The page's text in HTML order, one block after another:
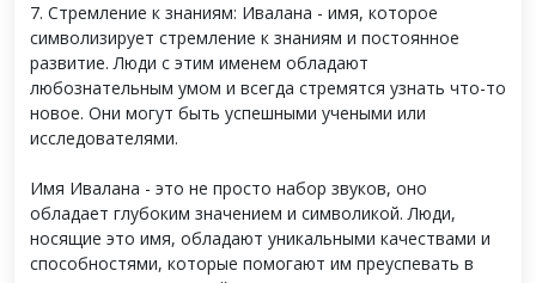
7. Стремление к знаниям: Ивалана - имя, которое
символизирует стремление к знаниям и постоянное
развитие. Люди с этим именем обладают
любознательным умом и всегда стремятся узнать что-то
новое. Они могут быть успешными учеными или
исследователями.
Имя Ивалана - это не просто набор звуков, оно
обладает глубоким значением и символикой. Люди,
носящие это имя, обладают уникальными качествами и
способностями, которые помогают им преуспевать в